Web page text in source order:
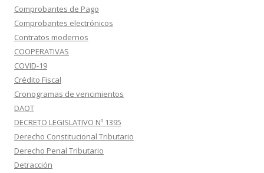
Comprobantes de Pago
Comprobantes electrónicos
Contratos modernos
COOPERATIVAS
COVID-19
Crédito Fiscal
Cronogramas de vencimientos
DAOT
DECRETO LEGISLATIVO Nº 1395
Derecho Constitucional Tributario
Derecho Penal Tributario
Detracción